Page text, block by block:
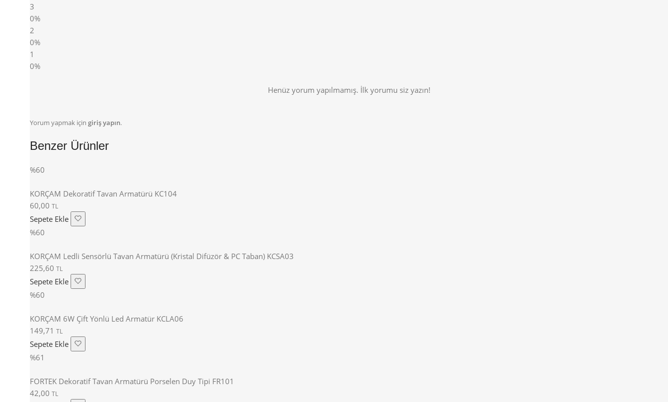
3
0%
2
0%
1
0%
Henüz yorum yapılmamış. İlk yorumu siz yazın!
Yorum yapmak için giriş yapın.
Benzer Ürünler
%60
KORÇAM Dekoratif Tavan Armatürü KC104
60,00 TL
Sepete Ekle
%60
KORÇAM Ledli Sensörlü Tavan Armatürü (Kristal Difüzör & PC Taban) KCSA03
225,60 TL
Sepete Ekle
%60
KORÇAM 6W Çift Yönlü Led Armatür KCLA06
149,71 TL
Sepete Ekle
%61
FORTEK Dekoratif Tavan Armatürü Porselen Duy Tipi FR101
42,00 TL